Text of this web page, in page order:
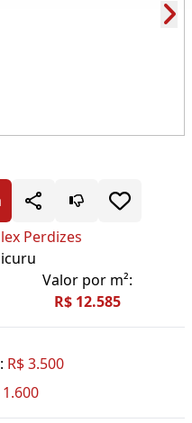
Perdizes
Valor por m²:
R$ 12.585
R$ 3.500
1.600